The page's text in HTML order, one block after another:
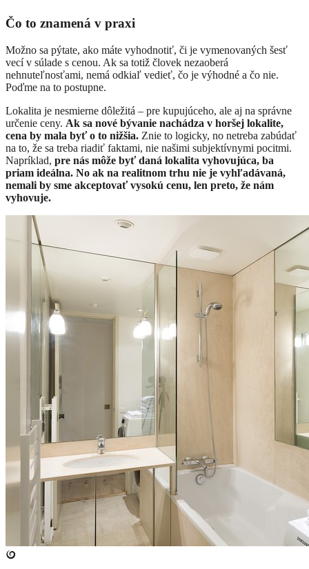
Čo to znamená v praxi
Možno sa pýtate, ako máte vyhodnotiť, či je vymenovaných šesť
vecí v súlade s cenou. Ak sa totiž človek nezaoberá
nehnuteľnosťami, nemá odkiaľ vedieť, čo je výhodné a čo nie.
Poďme na to postupne.
​Lokalita je nesmierne dôležitá – pre kupujúceho, ale aj na správne
určenie ceny. Ak sa nové bývanie nachádza v horšej lokalite,
cena by mala byť o to nižšia. Znie to logicky, no netreba zabúdať
na to, že sa treba riadiť faktami, nie našimi subjektívnymi pocitmi.
Napríklad, pre nás môže byť daná lokalita vyhovujúca, ba
priam ideálna. No ak na realitnom trhu nie je vyhľadávaná,
nemali by sme akceptovať vysokú cenu, len preto, že nám
vyhovuje.